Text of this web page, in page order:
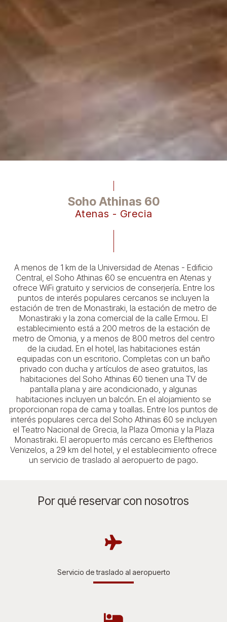
Soho Athinas 60
Atenas - Grecia
A menos de 1 km de la Universidad de Atenas - Edificio
Central, el Soho Athinas 60 se encuentra en Atenas y
ofrece WiFi gratuito y servicios de conserjería. Entre los
puntos de interés populares cercanos se incluyen la
estación de tren de Monastiraki, la estación de metro de
Monastiraki y la zona comercial de la calle Ermou. El
establecimiento está a 200 metros de la estación de
metro de Omonia, y a menos de 800 metros del centro
de la ciudad. En el hotel, las habitaciones están
equipadas con un escritorio. Completas con un baño
privado con ducha y artículos de aseo gratuitos, las
habitaciones del Soho Athinas 60 tienen una TV de
pantalla plana y aire acondicionado, y algunas
habitaciones incluyen un balcón. En el alojamiento se
proporcionan ropa de cama y toallas. Entre los puntos de
interés populares cerca del Soho Athinas 60 se incluyen
el Teatro Nacional de Grecia, la Plaza Omonia y la Plaza
Monastiraki. El aeropuerto más cercano es Eleftherios
Venizelos, a 29 km del hotel, y el establecimiento ofrece
un servicio de traslado al aeropuerto de pago.
Por qué reservar con nosotros
Servicio de traslado al aeropuerto